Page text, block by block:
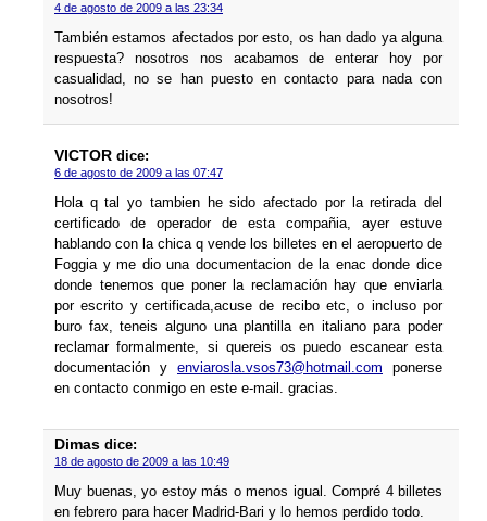
4 de agosto de 2009 a las 23:34
También estamos afectados por esto, os han dado ya alguna
respuesta? nosotros nos acabamos de enterar hoy por
casualidad, no se han puesto en contacto para nada con
nosotros!
VICTOR dice:
6 de agosto de 2009 a las 07:47
Hola q tal yo tambien he sido afectado por la retirada del
certificado de operador de esta compañia, ayer estuve
hablando con la chica q vende los billetes en el aeropuerto de
Foggia y me dio una documentacion de la enac donde dice
donde tenemos que poner la reclamación hay que enviarla
por escrito y certificada,acuse de recibo etc, o incluso por
buro fax, teneis alguno una plantilla en italiano para poder
reclamar formalmente, si quereis os puedo escanear esta
documentación y enviarosla.vsos73@hotmail.com ponerse
en contacto conmigo en este e-mail. gracias.
Dimas dice:
18 de agosto de 2009 a las 10:49
Muy buenas, yo estoy más o menos igual. Compré 4 billetes
en febrero para hacer Madrid-Bari y lo hemos perdido todo.